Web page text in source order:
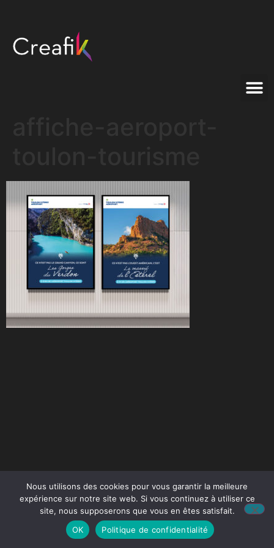
Nous utilisons des cookies pour vous garantir la meilleure
expérience sur notre site web. Si vous continuez à utiliser ce
site, nous supposerons que vous en êtes satisfait.
OK
Politique de confidentialité